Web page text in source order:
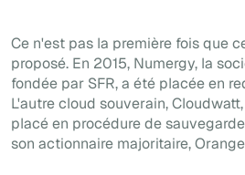
Ce n'est pas la première fois que
proposé. En 2015, Numergy, la
fondée par SFR, a été placée en
L'autre cloud souverain,
placé en procédure de
son actionnaire majoritaire,